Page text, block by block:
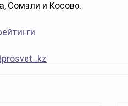
Сомали и Косово.